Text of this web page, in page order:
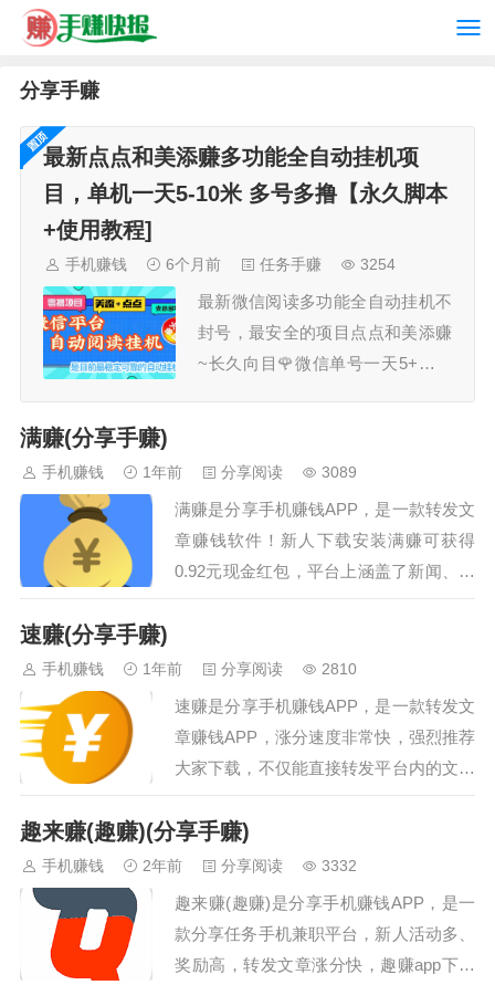
分享手赚
最新点点和美添赚多功能全自动挂机项
目，单机一天5-10米 多号多撸【永久脚本
+使用教程]
手机赚钱 6个月前 任务手赚 3254
最新微信阅读多功能全自动挂机不
封号，最安全的项目点点和美添赚
~长久向目🌹微信单号一天5+，多
微信和微信分身自动切换做任务脚
本包更新适配机型安卓7.0以上，雷
电模拟器均可。鸿蒙系统自测兼容
添赚账号，通过扫描下面二维码注
册点…
满赚(分享手赚)
手机赚钱 1年前 分享阅读 3089
满赚是分享手机赚钱APP，是一款转发文
章赚钱软件！新人下载安装满赚可获得
0.92元现金红包，平台上涵盖了新闻、娱
乐、美食、科技、养生等文章资讯，内容
的内容分享到微信群或朋友圈，好友成功
阅读就能挣钱！…
速赚(分享手赚)
手机赚钱 1年前 分享阅读 2810
速赚是分享手机赚钱APP，是一款转发文
章赚钱APP，涨分速度非常快，强烈推荐
大家下载，不仅能直接转发平台内的文章
到微信，还可以上传文章后再进行转发。
速赚app下载安装就有新人奖励，平台内
有着丰富的文章资讯和精彩视频，涵盖十
几种类型，大家完全可以根据自己的喜好
来选择，玩过前面闪赚、快赚的朋友都知
道，是现阶段涨分最快的转发平台之一，
趣来赚(趣赚)(分享手赚)
手机赚钱 2年前 分享阅读 3332
趣来赚(趣赚)是分享手机赚钱APP，是一
款分享任务手机兼职平台，新人活动多、
奖励高，转发文章涨分快，趣赚app下载